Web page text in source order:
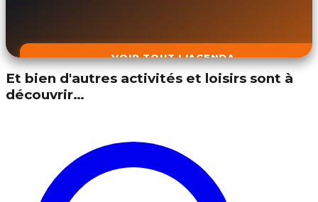
VOIR TOUT L'AGENDA
Et bien d'autres activités et loisirs sont à
découvrir…